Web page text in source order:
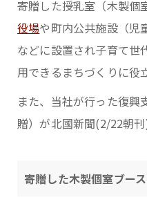
寄贈した授乳室（木製個
役場や町内公共施設（児
などに設置され子育て世
用できるまちづくりに役
また、当社が行った復興
贈）が北國新聞(2/22朝刊
寄贈した木製個室ブース